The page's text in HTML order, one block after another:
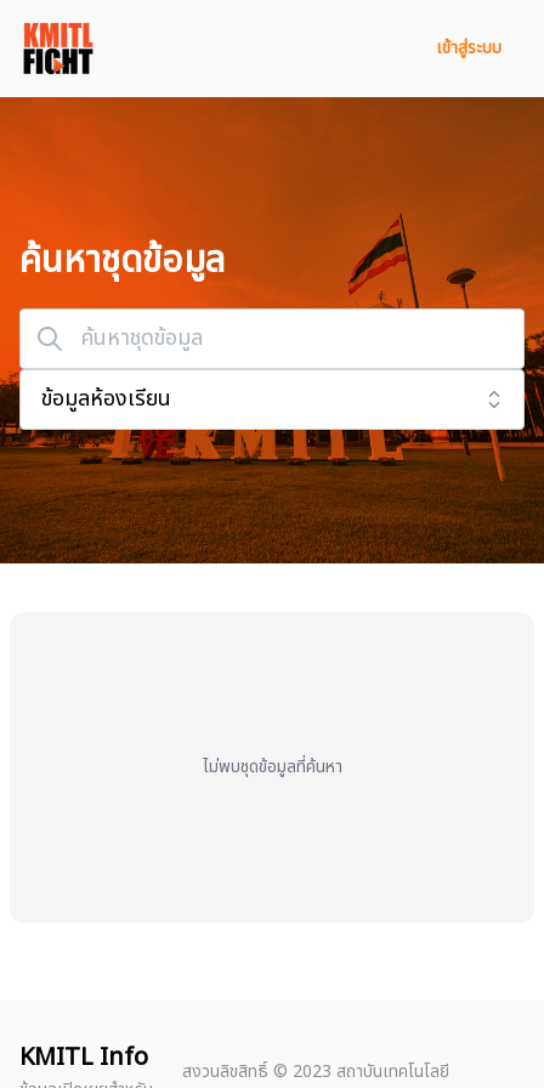
เข้าสู่ระบบ
ค้นหาชุดข้อมูล
ไม่พบชุดข้อมูลที่ค้นหา
KMITL Info
สงวนลิขสิทธิ์ © 2023 สถาบันเทคโนโลยี